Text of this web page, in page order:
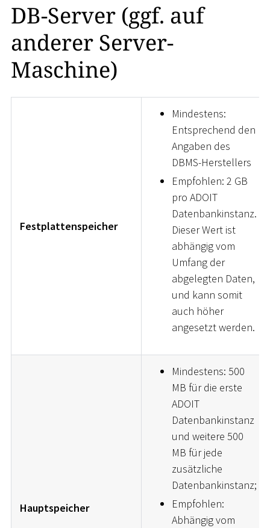
DB-Server (ggf. auf
anderer Server-
Maschine)
Festplattenspeicher
Mindestens:
Entsprechend den
Angaben des
DBMS-Herstellers
Empfohlen: 2 GB
pro ADOIT
Datenbankinstanz.
Dieser Wert ist
abhängig vom
Umfang der
abgelegten Daten,
und kann somit
auch höher
angesetzt werden.
Hauptspeicher
Mindestens: 500
MB für die erste
ADOIT
Datenbankinstanz
und weitere 500
MB für jede
zusätzliche
Datenbankinstanz;
Empfohlen:
Abhängig vom